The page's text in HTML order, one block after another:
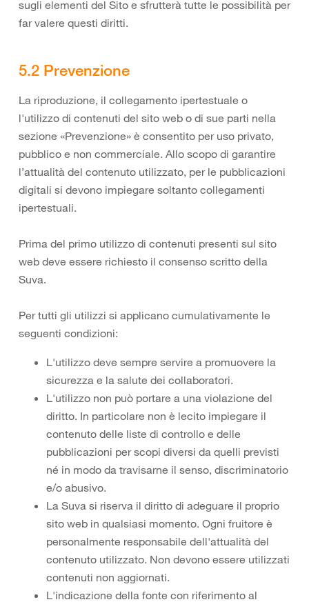
sugli elementi del Sito e sfrutterà tutte le possibilità per
far valere questi diritti.
5.2 Prevenzione
La riproduzione, il collegamento ipertestuale o
l'utilizzo di contenuti del sito web o di sue parti nella
sezione «Prevenzione» è consentito per uso privato,
pubblico e non commerciale. Allo scopo di garantire
l’attualità del contenuto utilizzato, per le pubblicazioni
digitali si devono impiegare soltanto collegamenti
ipertestuali.
Prima del primo utilizzo di contenuti presenti sul sito
web deve essere richiesto il consenso scritto della
Suva.
Per tutti gli utilizzi si applicano cumulativamente le
seguenti condizioni:
L'utilizzo deve sempre servire a promuovere la
sicurezza e la salute dei collaboratori.
L'utilizzo non può portare a una violazione del
diritto. In particolare non è lecito impiegare il
contenuto delle liste di controllo e delle
pubblicazioni per scopi diversi da quelli previsti
né in modo da travisarne il senso, discriminatorio
e/o abusivo.
La Suva si riserva il diritto di adeguare il proprio
sito web in qualsiasi momento. Ogni fruitore è
personalmente responsabile dell'attualità del
contenuto utilizzato. Non devono essere utilizzati
contenuti non aggiornati.
L'indicazione della fonte con riferimento al